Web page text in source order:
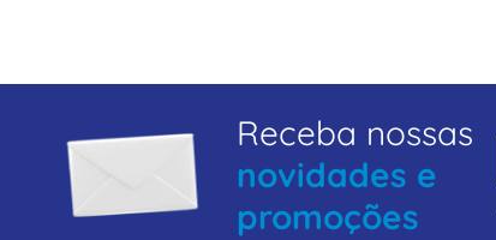
Receba nossas
novidades e
promoções